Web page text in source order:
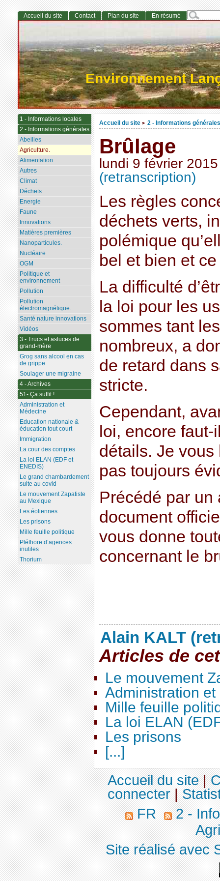
Environnement
Accueil du site > 2 - Informations générales
Brûlage
lundi 9 février 2015
(retranscription)
Les règles
déchets verts,
polémique
bel et bien et
La difficulté
la loi pour les
sommes tant
nombreux, a
de retard dans
stricte.
Cependant,
loi, encore
détails. Je vous
pas toujours
Précédé par un
document
vous donne
concernant le
Alain KALT
Articles de
Le mouvement
Administration
Mille feuille
La loi ELAN
Les prisons
[...]
Accueil du site Contact Plan du site En résumé
1 - Informations locales
2 - Informations générales
Abeilles
Agriculture.
Alimentation
Autres
Climat
Déchets
Energie
Faune
Innovations
Matières premières
Nanoparticules.
Nucléaire
OGM
Politique et
environnement
Pollution
Pollution
électromagnétique.
Santé nature innovations
Vidéos
3 - Trucs et astuces de
grand-mère
Grog sans alcool en cas
de grippe
Soulager une migraine
4 - Archives
51- Ça suffit !
Administration et
Médecine
Education nationale &
éducation tout court
Immigration
La cour des comptes
La loi ELAN (EDF et
ENEDIS)
Le grand chambardement
suite au covid
Le mouvement Zapatiste
au Mexique
Les éoliennes
Les prisons
Mille feuille politique
Pléthore d’agences
inutiles
Thorium
Accueil du site|
connecter|
FR
2 -
Site réalisé avec